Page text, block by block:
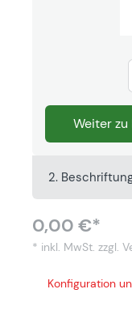
Weiter
2.
0,00 €*
* inkl. MwSt. zzgl.
Konfiguration